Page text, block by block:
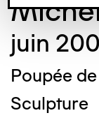
juin
Poupée
Sculpture